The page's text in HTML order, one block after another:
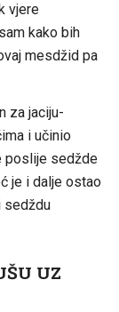
vjere
kako bih
mesdžid pa
za jaciju-
i učinio
poslije sedžde
je i dalje ostao
sedždu
UZ